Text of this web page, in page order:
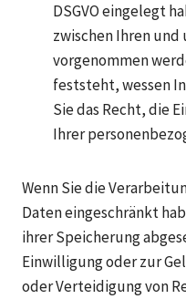
DSGVO eingelegt
zwischen Ihren
vorgenommen
feststeht, wessen
Sie das Recht, die
Ihrer
Wenn Sie die
Daten eingeschränkt
ihrer Speicherung
Einwilligung oder zur
oder Verteidigung von